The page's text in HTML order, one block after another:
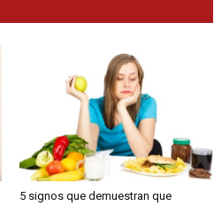
5 signos que demuestran que